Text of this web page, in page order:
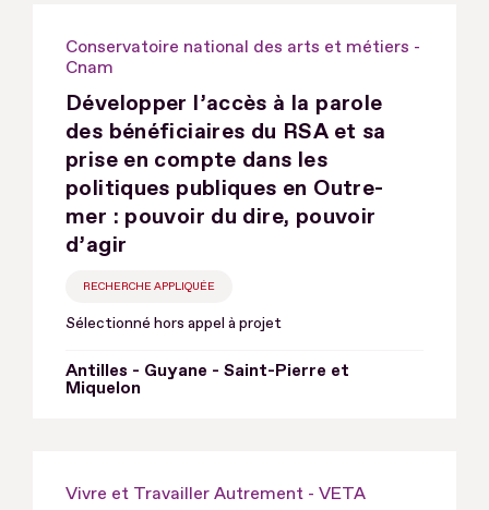
Conservatoire national des arts et métiers -
Cnam
Développer l’accès à la parole
des bénéficiaires du RSA et sa
prise en compte dans les
politiques publiques en Outre-
mer : pouvoir du dire, pouvoir
d’agir
RECHERCHE APPLIQUÉE
Sélectionné hors appel à projet
Antilles - Guyane - Saint-Pierre et
Miquelon
Vivre et Travailler Autrement - VETA